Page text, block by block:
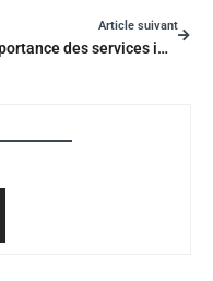
Article suivant
L’importance des services immobiliers : impacts positifs dans un projet immobilier